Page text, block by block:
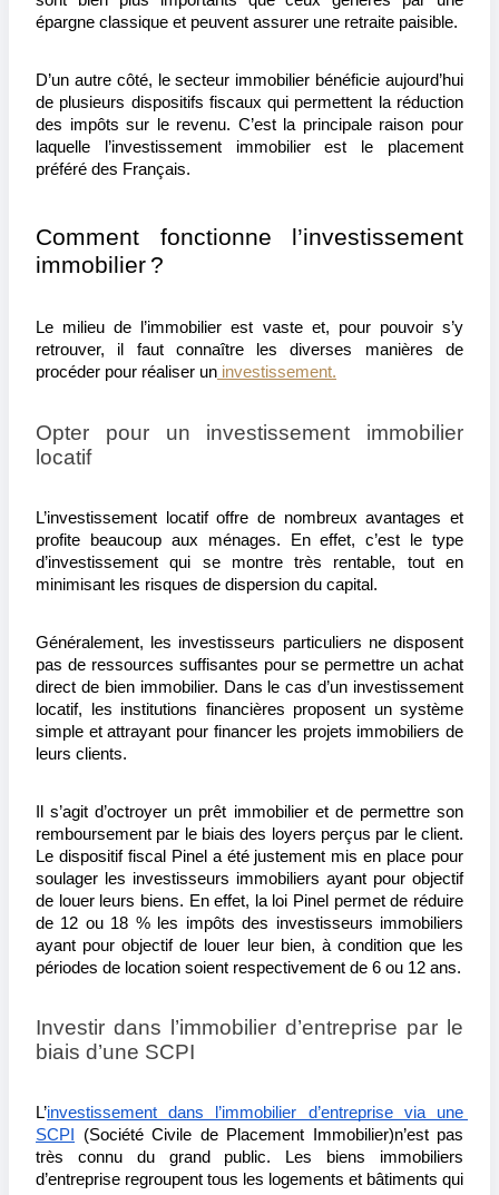
épargne classique et peuvent assurer une retraite paisible.
D’un autre côté, le secteur immobilier bénéficie aujourd’hui
de plusieurs dispositifs fiscaux qui permettent la réduction
des impôts sur le revenu. C’est la principale raison pour
laquelle l’investissement immobilier est le placement
préféré des Français.
Comment fonctionne l’investissement
immobilier ?
Le milieu de l’immobilier est vaste et, pour pouvoir s’y
retrouver, il faut connaître les diverses manières de
procéder pour réaliser un investissement.
Opter pour un investissement immobilier
locatif
L’investissement locatif offre de nombreux avantages et
profite beaucoup aux ménages. En effet, c’est le type
d’investissement qui se montre très rentable, tout en
minimisant les risques de dispersion du capital.
Généralement, les investisseurs particuliers ne disposent
pas de ressources suffisantes pour se permettre un achat
direct de bien immobilier. Dans le cas d’un investissement
locatif, les institutions financières proposent un système
simple et attrayant pour financer les projets immobiliers de
leurs clients.
Il s’agit d’octroyer un prêt immobilier et de permettre son
remboursement par le biais des loyers perçus par le client.
Le dispositif fiscal Pinel a été justement mis en place pour
soulager les investisseurs immobiliers ayant pour objectif
de louer leurs biens. En effet, la loi Pinel permet de réduire
de 12 ou 18 % les impôts des investisseurs immobiliers
ayant pour objectif de louer leur bien, à condition que les
périodes de location soient respectivement de 6 ou 12 ans.
Investir dans l’immobilier d’entreprise par le
biais d’une SCPI
L’investissement dans l’immobilier d’entreprise via une
SCPI
(Société Civile de Placement Immobilier)n’est pas
très connu du grand public. Les biens immobiliers
d’entreprise regroupent tous les logements et bâtiments qui